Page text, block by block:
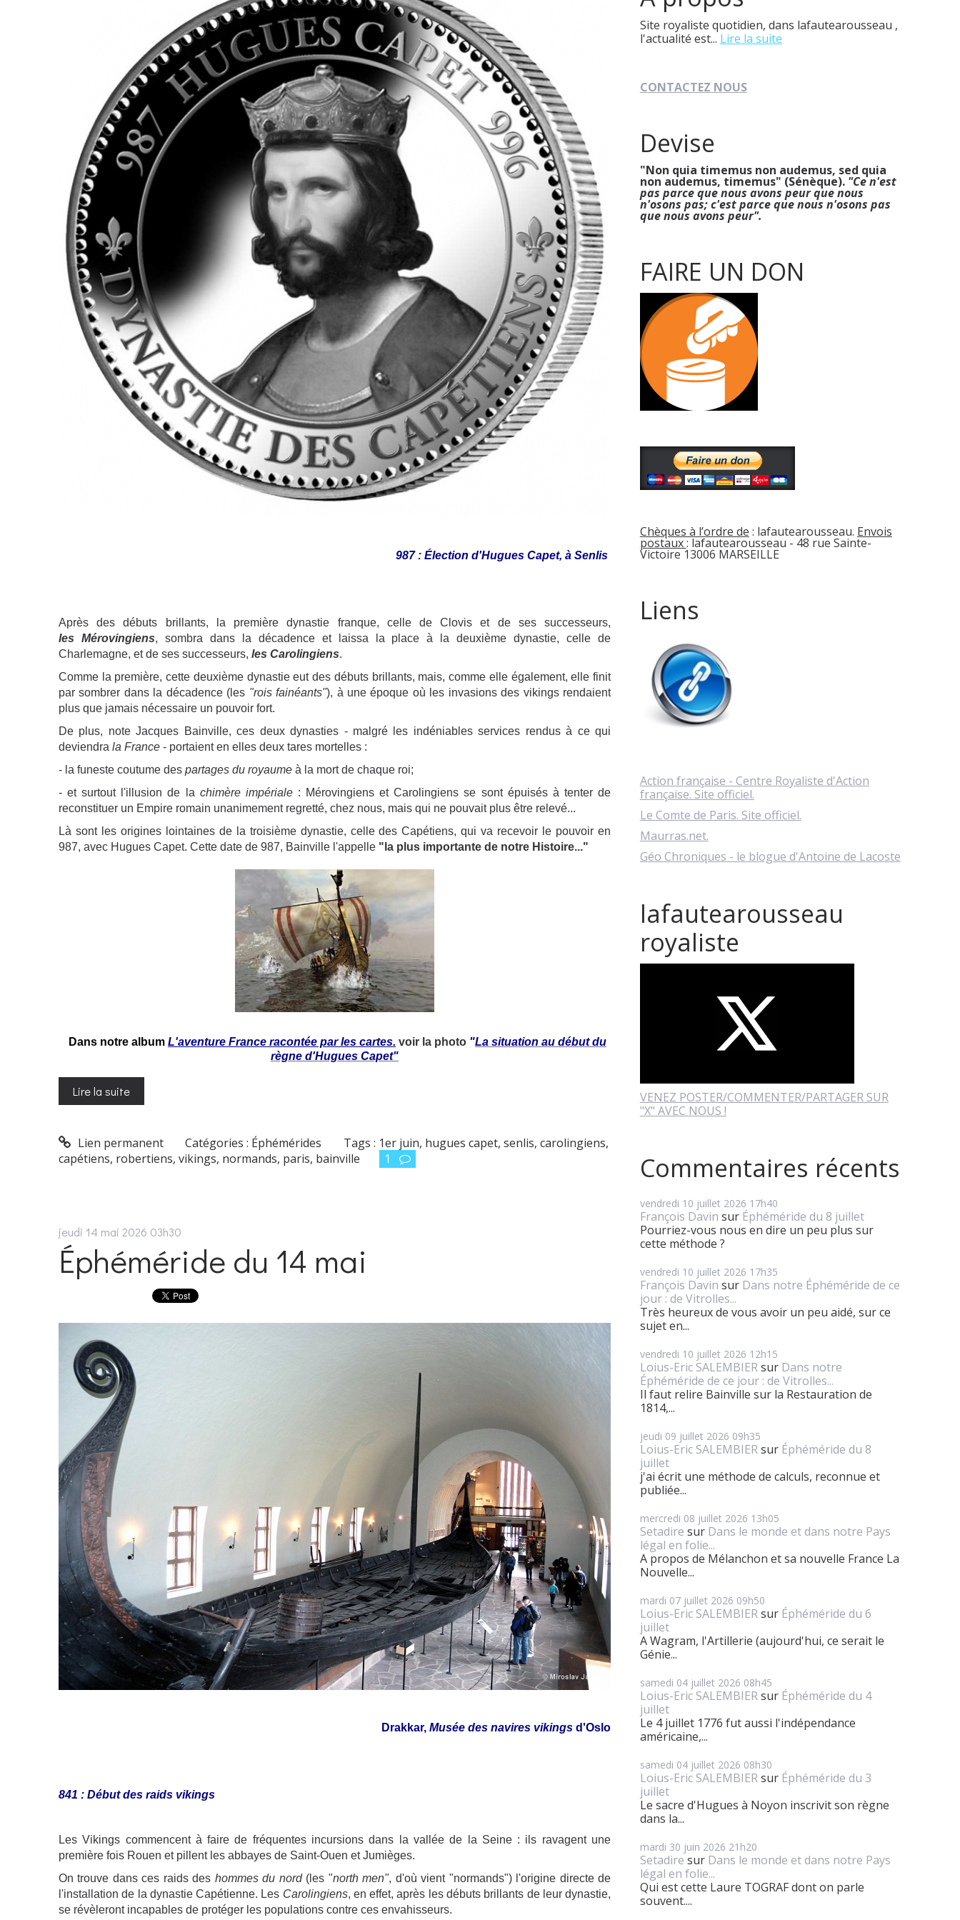
987 : Élection d'Hugues Capet, à Senlis
Après des débuts brillants, la première dynastie franque, celle de Clovis et de ses successeurs,
les Mérovingiens, sombra dans la décadence et laissa la place à la deuxième dynastie, celle de
Charlemagne, et de ses successeurs, les Carolingiens.
Comme la première, cette deuxième dynastie eut des débuts brillants, mais, comme elle également, elle finit
par sombrer dans la décadence (les "rois fainéants"), à une époque où les invasions des vikings rendaient
plus que jamais nécessaire un pouvoir fort.
De plus, note Jacques Bainville, ces deux dynasties - malgré les indéniables services rendus à ce qui
deviendra la France - portaient en elles deux tares mortelles :
- la funeste coutume des partages du royaume à la mort de chaque roi;
- et surtout l'illusion de la chimère impériale: Mérovingiens et Carolingiens se sont épuisés à tenter de
reconstituer un Empire romain unanimement regretté, chez nous, mais qui ne pouvait plus être relevé...
Là sont les origines lointaines de la troisième dynastie, celle des Capétiens, qui va recevoir le pouvoir en
987, avec Hugues Capet. Cette date de 987, Bainville l'appelle "la plus importante de notre Histoire..."
Dans notre album L'aventure France racontée par les cartes. voir la photo "La situation au début du
règne d'Hugues Capet"
Lire la suite
Lien permanent Catégories : Éphémérides Tags : 1er juin, hugues capet,senlis,carolingiens,
capétiens, robertiens, vikings, normands, paris, bainville 1
jeudi 14 mai 2026 03h30
Éphéméride du 14 mai
Drakkar,Musée des navires vikings d'Oslo
841 : Début des raids vikings
Les Vikings commencent à faire de fréquentes incursions dans la vallée de la Seine : ils ravagent une
première fois Rouen et pillent les abbayes de Saint-Ouen et Jumièges.
On trouve dans ces raids des hommes du nord(les "north men", d'où vient "normands") l'origine directe de
l'installation de la dynastie Capétienne. Les Carolingiens, en effet, après les débuts brillants de leur dynastie,
se révèleront incapables de protéger les populations contre ces envahisseurs.
Site royaliste quotidien, dans lafautearousseau ,
l'actualité est... Lire la suite
CONTACTEZ NOUS
Devise
"Non quia timemus non audemus, sed quia
non audemus, timemus" (Sénèque). "Ce n'est
pas parce que nous avons peur que nous
n'osons pas; c'est parce que nous n'osons pas
que nous avons peur".
FAIRE UN DON
Chèques à l’ordre de : lafautearousseau. Envois
postaux: lafautearousseau - 48 rue Sainte-
Victoire 13006 MARSEILLE
Liens
Action française - Centre Royaliste d'Action
française. Site officiel.
Le Comte de Paris. Site officiel.
Maurras.net.
Géo Chroniques - le blogue d'Antoine de Lacoste
lafautearousseau
royaliste
VENEZ POSTER/COMMENTER/PARTAGER SUR
"X" AVEC NOUS !
Commentaires récents
vendredi 10 juillet 2026 17h40
François Davin sur Éphéméride du 8 juillet
Pourriez-vous nous en dire un peu plus sur
cette méthode ?
vendredi 10 juillet 2026 17h35
François Davin sur Dans notre Éphéméride de ce
jour : de Vitrolles...
Très heureux de vous avoir un peu aidé, sur ce
sujet en...
vendredi 10 juillet 2026 12h15
Loius-Eric SALEMBIERsur Dans notre
Éphéméride de ce jour : de Vitrolles...
Il faut relire Bainville sur la Restauration de
1814,...
jeudi 09 juillet 2026 09h35
Loius-Eric SALEMBIERsur Éphéméride du 8
juillet
j'ai écrit une méthode de calculs, reconnue et
publiée...
mercredi 08 juillet 2026 13h05
Setadire sur Dans le monde et dans notre Pays
légal en folie...
A propos de Mélanchon et sa nouvelle France La
Nouvelle...
mardi 07 juillet 2026 09h50
Loius-Eric SALEMBIERsur Éphéméride du 6
juillet
A Wagram, l'Artillerie (aujourd'hui, ce serait le
Génie...
samedi 04 juillet 2026 08h45
Loius-Eric SALEMBIERsur Éphéméride du 4
juillet
Le 4 juillet 1776 fut aussi l'indépendance
américaine,...
samedi 04 juillet 2026 08h30
Loius-Eric SALEMBIERsur Éphéméride du 3
juillet
Le sacre d'Hugues à Noyon inscrivit son règne
dans la...
mardi 30 juin 2026 21h20
Setadire sur Dans le monde et dans notre Pays
légal en folie...
Qui est cette Laure TOGRAF dont on parle
souvent....